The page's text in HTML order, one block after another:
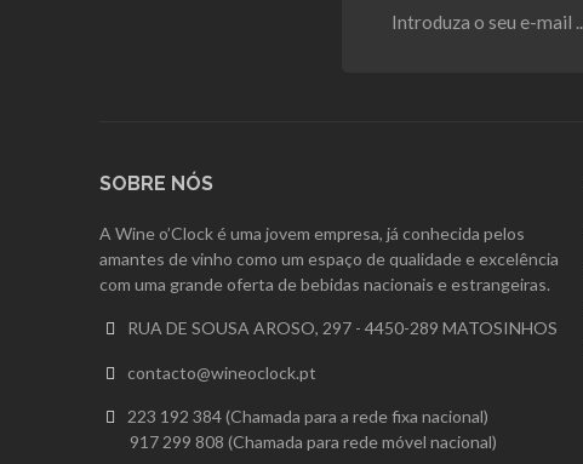
SOBRE NÓS
A Wine o’Clock é uma jovem empresa, já conhecida pelos
amantes de vinho como um espaço de qualidade e excelência
com uma grande oferta de bebidas nacionais e estrangeiras.
 RUA DE SOUSA AROSO, 297 - 4450-289 MATOSINHOS
 contacto@wineoclock.pt

223 192 384 (Chamada para a rede fixa nacional)
917 299 808 (Chamada para rede móvel nacional)